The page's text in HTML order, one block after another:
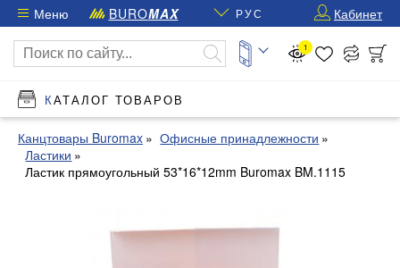
Меню BUROMAX РУС Кабинет
1
КАТАЛОГ ТОВАРОВ
Канцтовары Buromax
Офисные принадлежности
Ластики
Ластик прямоугольный 53*16*12mm Buromax BM.1115